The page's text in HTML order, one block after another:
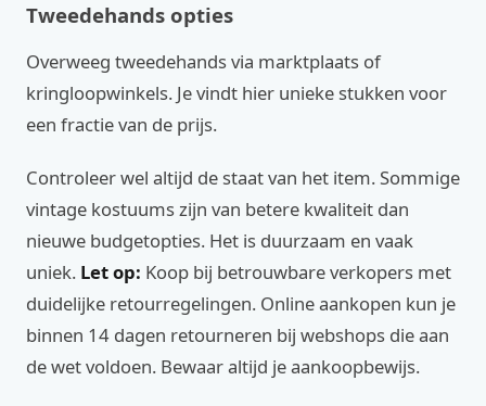
Tweedehands opties
Overweeg tweedehands via marktplaats of
kringloopwinkels. Je vindt hier unieke stukken voor
een fractie van de prijs.
Controleer wel altijd de staat van het item. Sommige
vintage kostuums zijn van betere kwaliteit dan
nieuwe budgetopties. Het is duurzaam en vaak
uniek. Let op: Koop bij betrouwbare verkopers met
duidelijke retourregelingen. Online aankopen kun je
binnen 14 dagen retourneren bij webshops die aan
de wet voldoen. Bewaar altijd je aankoopbewijs.